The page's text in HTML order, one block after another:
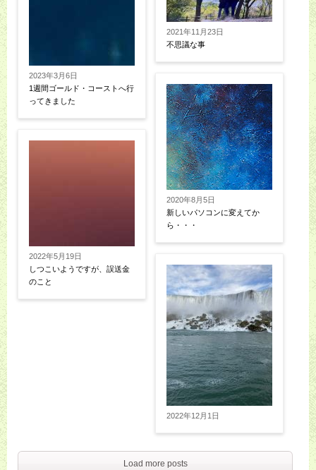
2023年3月6日
1週間ゴールド・コーストへ行
ってきました
2022年5月19日
しつこいようですが、誤送金
のこと
2021年11月23日
不思議な事
2020年8月5日
新しいパソコンに変えてか
ら・・・
2022年12月1日
Load more posts